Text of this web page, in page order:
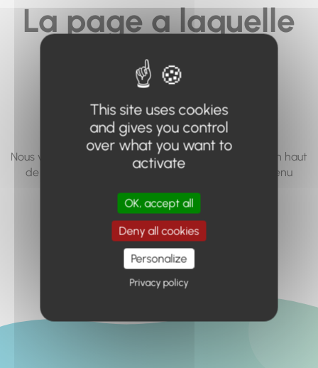
La page a laquelle
vous cherchez à
accéder n'existe
pas... ou plus.
Nous vous invitons à utiliser le moteur de recherche en haut
de page, ou à utiliser le menu pour trouver le contenu
Retour à l'accueil
This site uses cookies
and gives you control
over what you want to
activate
OK, accept all
Deny all cookies
Personalize
Privacy policy